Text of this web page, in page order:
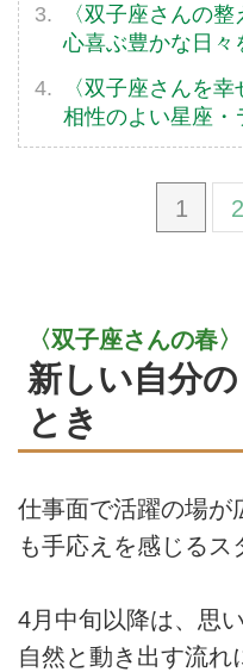
〈双子座さんの整
心喜ぶ豊かな日々
〈双子座さんを幸
相性のよい星座・
1 2
〈双子座さんの春〉
新しい自分
とき
仕事面で活躍の場が
も手応えを感じるス
4月中旬以降は、思
自然と動き出す流れ